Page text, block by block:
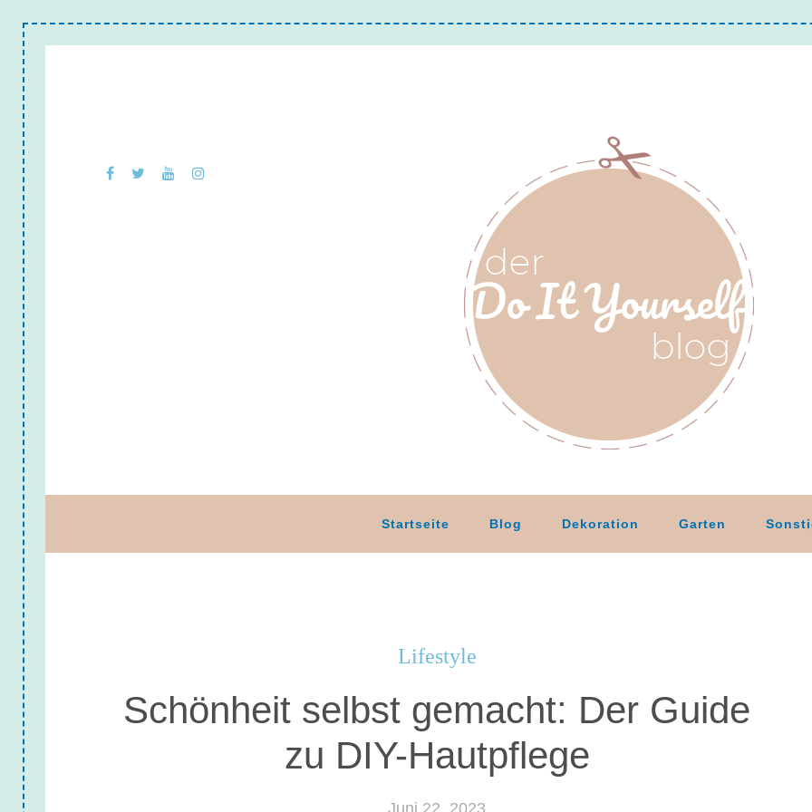
Startseite Blog Dekoration Garten
Lifestyle
Schönheit selbst gemacht: Der Guide
zu DIY-Hautpflege
Juni 22, 2023